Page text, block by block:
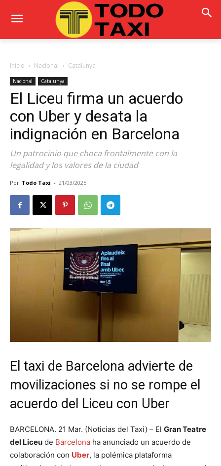
Inicio Nacional Catalunya
Nacional Catalunya
El Liceu firma un acuerdo
con Uber y desata la
indignación en Barcelona
Un patrocinio que choca frontalmente con la
legalidad y los valores de la ciudad
Por Todo Taxi - 21/03/2025
El taxi de Barcelona advierte de
movilizaciones si no se rompe el
acuerdo del Liceu con Uber
BARCELONA. 21 Mar. (Noticias del Taxi) – El Gran Teatre
del Liceu de Barcelona ha anunciado un acuerdo de
colaboración con Uber, la polémica plataforma